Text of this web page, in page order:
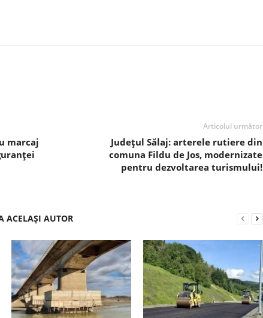
marcaj
Articolul următor
Județul Sălaj: arterele rutiere din
comuna Fildu de Jos, modernizate
pentru dezvoltarea turismului!
ACELAȘI AUTOR